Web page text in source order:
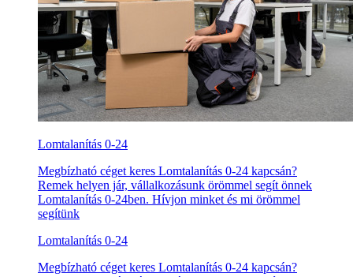
Lomtalanítás 0-24
Megbízható céget keres Lomtalanítás 0-24 kapcsán?
Remek helyen jár, vállalkozásunk örömmel segít önnek
Lomtalanítás 0-24ben. Hívjon minket és mi örömmel
segítünk
Lomtalanítás 0-24
Megbízható céget keres Lomtalanítás 0-24 kapcsán?